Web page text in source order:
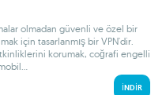
olmadan güvenli ve özel bir
için tasarlanmış bir VPN'dir.
korumak, coğrafi engelli
İNDIR